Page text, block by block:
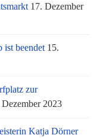
17. Dezember
ist beendet 15.
zur
Dezember 2023
Katja Dörner